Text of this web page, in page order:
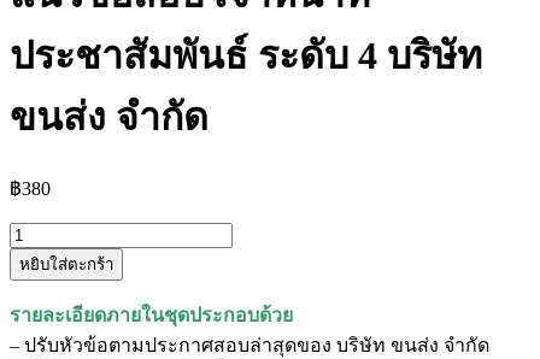
ประชาสัมพันธ์ ระดับ 4 บริษัท
ขนส่ง จำกัด
฿380
จำนวน
แนว
เจ้า
หยิบใส่ตะกร้า
รายละเอียดภายในชุดประกอบด้วย
– ปรับหัวข้อตามประกาศสอบล่าสุดของ บริษัท ขนส่ง จำกัด